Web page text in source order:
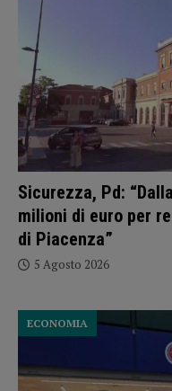
Sicurezza, Pd:
milioni di euro per
di Piacenza”
5 Agosto 2026
ECONOMIA